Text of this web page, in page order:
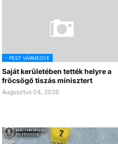
- PEST VÁRMEGYE
Saját kerületében tették helyre a
fröcsögő tiszás minisztert
Augusztus 04, 2026